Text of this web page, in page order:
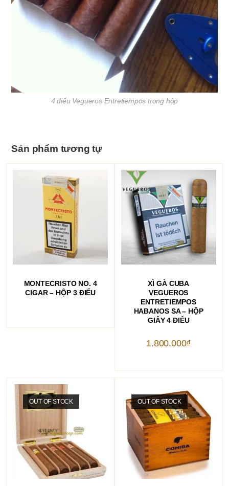
4 điếu Vegueros Entretiempos trong hộp
Sản phẩm tương tự
MONTECRISTO NO. 4
CIGAR – HỘP 3 ĐIẾU
THÊM VÀO GIỎ HÀNG
XÌ GÀ CUBA
VEGUEROS
ENTRETIEMPOS
HABANOS SA – HỘP
GIẤY 4 ĐIẾU
1.800.000₫
OUT OF STOCK OUT OF STOCK